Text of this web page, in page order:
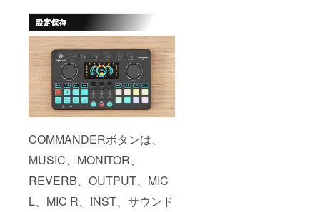
COMMANDERボタンは、
MUSIC、MONITOR、
REVERB、OUTPUT、MIC
L、MIC R、INST、サウンド